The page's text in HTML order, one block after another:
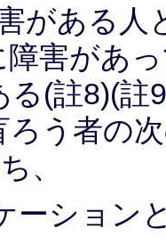
がある人
害があ
る(註8)(註
ろう者の
、
ーション